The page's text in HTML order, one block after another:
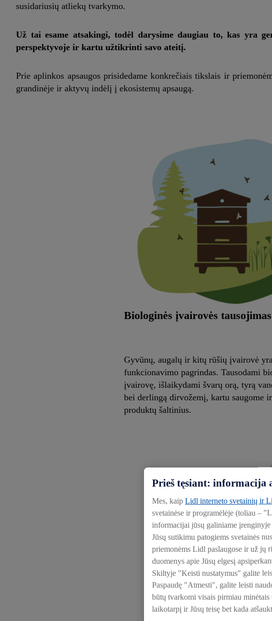
susidariusių atliekų tvarkymo.
Už tai esame atsakingi, todėl darysime daugiau to, kas yra
perspektyvoje ir kartu užtikrinti savo ateitį.
Prie aplinkos apsaugos prisidedame konkrečiais tikslais ir
grandinėje ir aktyvų indėlį į ekosistemų apsaugą.
Biologinės įvairovės tausojimas
Gyvūnų, augalų ir kitų rūšių įvairovė
funkcionavimo pagrindas. Tausodami
įvairovę, išlaikydami švarų orą, tyrą
bei derlingą dirvožemį, kartu saugome
produktų šaltinius.
Prieš tęsiant: informacija
Mes, kaip Lidl interneto svetainių ir
svetainėse ir programėlėje (toliau –
informacijai jūsų galiniame
Jūsų sutikimu patogiems svetainės
priemonėms Lidl paslaugose ir už jų
duomenys apie Jūsų elgesį
Skiltyje "Keisti nustatymus" galite
Paspaudę "Atmesti", galite leisti
būtų tvarkomi visais pirmiau
laikotarpį ir Jūsų teisę bet kada